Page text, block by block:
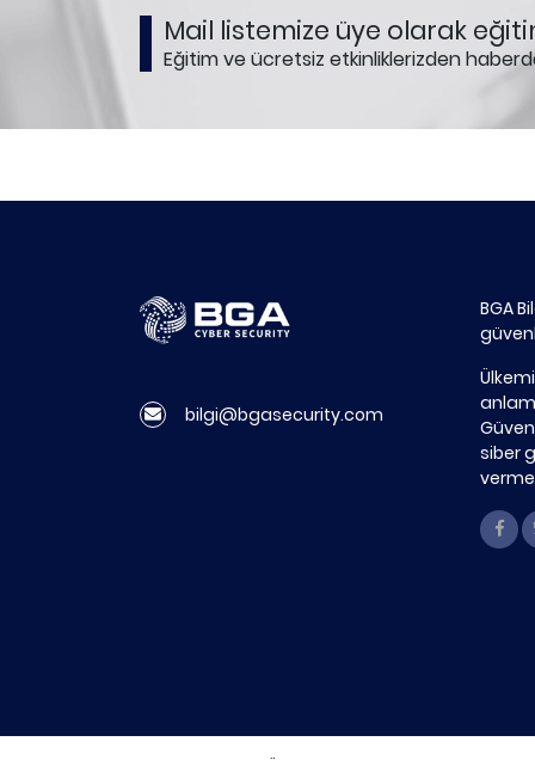
Mail listemize üye olarak
Eğitim ve ücretsiz etkinliklerizden
bilgi@bgasecurity.com
BGA
siber